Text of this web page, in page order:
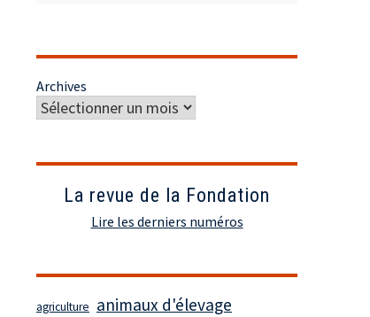
Archives
La revue de la Fondation
Lire les derniers numéros
agriculture animaux d'élevage